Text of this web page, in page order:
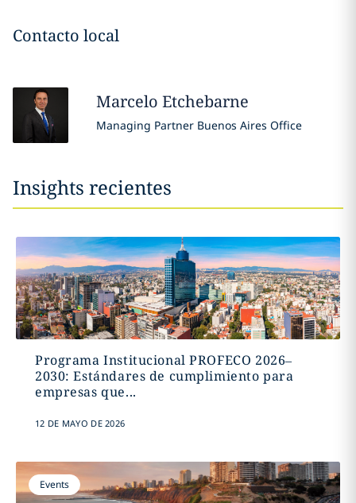
Contacto local
Marcelo Etchebarne
Managing Partner Buenos Aires Office
Insights recientes
Programa Institucional PROFECO 2026–
2030: Estándares de cumplimiento para
empresas que...
12 DE MAYO DE 2026
Events